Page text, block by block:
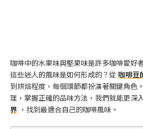
咖啡中的水果味與堅果味是許多咖啡愛好
這些迷人的風味是如何形成的？從 咖啡豆
到烘焙程度，每個環節都扮演著關鍵角色
理，掌握正確的品味方法，我們就能更深
界 ，找到最適合自己的咖啡風味。